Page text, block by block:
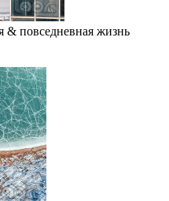
повседневная жизнь